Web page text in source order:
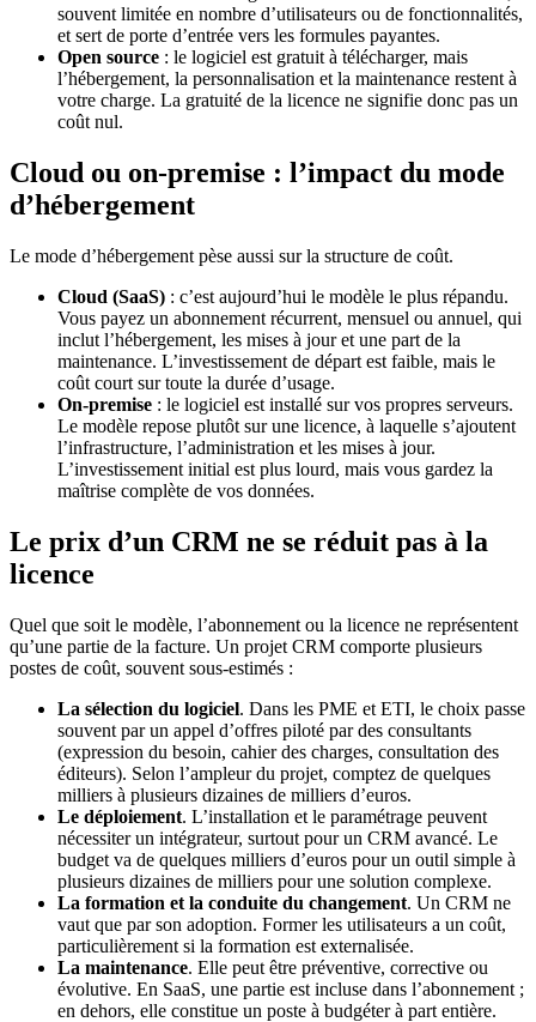
souvent limitée en nombre d’utilisateurs ou de fonctionnalités,
et sert de porte d’entrée vers les formules payantes.
Open source : le logiciel est gratuit à télécharger, mais
l’hébergement, la personnalisation et la maintenance restent à
votre charge. La gratuité de la licence ne signifie donc pas un
coût nul.
Cloud ou on-premise : l’impact du mode
d’hébergement
Le mode d’hébergement pèse aussi sur la structure de coût.
Cloud (SaaS) : c’est aujourd’hui le modèle le plus répandu.
Vous payez un abonnement récurrent, mensuel ou annuel, qui
inclut l’hébergement, les mises à jour et une part de la
maintenance. L’investissement de départ est faible, mais le
coût court sur toute la durée d’usage.
On-premise : le logiciel est installé sur vos propres serveurs.
Le modèle repose plutôt sur une licence, à laquelle s’ajoutent
l’infrastructure, l’administration et les mises à jour.
L’investissement initial est plus lourd, mais vous gardez la
maîtrise complète de vos données.
Le prix d’un CRM ne se réduit pas à la
licence
Quel que soit le modèle, l’abonnement ou la licence ne représentent
qu’une partie de la facture. Un projet CRM comporte plusieurs
postes de coût, souvent sous-estimés :
La sélection du logiciel. Dans les PME et ETI, le choix passe
souvent par un appel d’offres piloté par des consultants
(expression du besoin, cahier des charges, consultation des
éditeurs). Selon l’ampleur du projet, comptez de quelques
milliers à plusieurs dizaines de milliers d’euros.
Le déploiement. L’installation et le paramétrage peuvent
nécessiter un intégrateur, surtout pour un CRM avancé. Le
budget va de quelques milliers d’euros pour un outil simple à
plusieurs dizaines de milliers pour une solution complexe.
La formation et la conduite du changement. Un CRM ne
vaut que par son adoption. Former les utilisateurs a un coût,
particulièrement si la formation est externalisée.
La maintenance. Elle peut être préventive, corrective ou
évolutive. En SaaS, une partie est incluse dans l’abonnement ;
en dehors, elle constitue un poste à budgéter à part entière.